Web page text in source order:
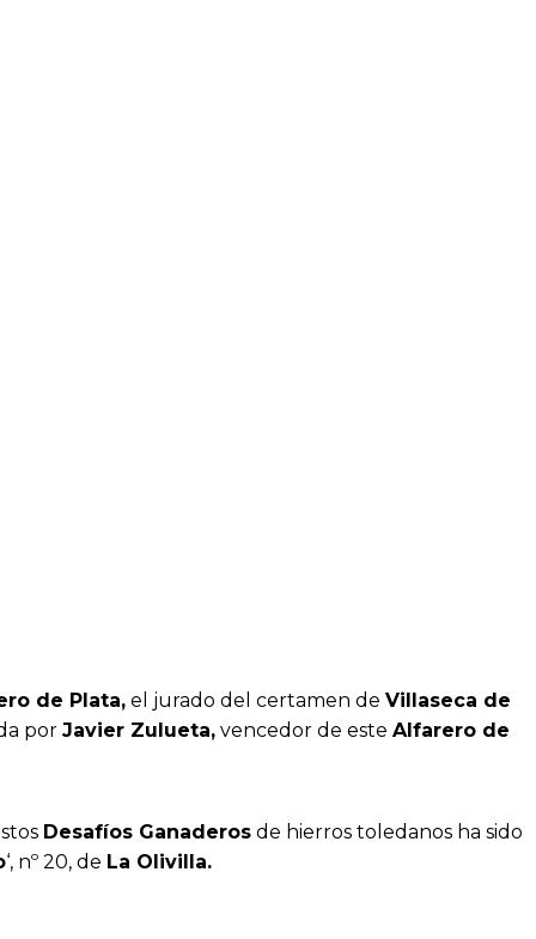
de Plata, el jurado del certamen de Villaseca de
por Javier Zulueta, vencedor de este Alfarero de
Desafíos Ganaderos de hierros toledanos ha sido
‘, nº 20, de La Olivilla.